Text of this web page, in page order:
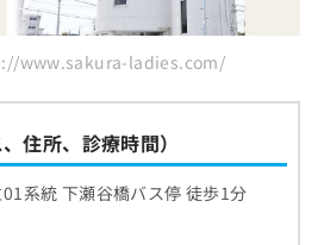
www.sakura-ladies.com/
住所、診療時間）
系統 下瀬谷橋バス停 徒歩1分